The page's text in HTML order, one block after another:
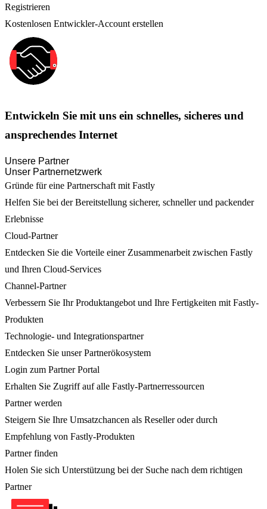
Registrieren
Kostenlosen Entwickler-Account erstellen
Entwickeln Sie mit uns ein schnelles, sicheres und
ansprechendes Internet
Unsere Partner
Unser Partnernetzwerk
Gründe für eine Partnerschaft mit Fastly
Helfen Sie bei der Bereitstellung sicherer, schneller und packender
Erlebnisse
Cloud-Partner
Entdecken Sie die Vorteile einer Zusammenarbeit zwischen Fastly
und Ihren Cloud-Services
Channel-Partner
Verbessern Sie Ihr Produktangebot und Ihre Fertigkeiten mit Fastly-
Produkten
Technologie- und Integrationspartner
Entdecken Sie unser Partnerökosystem
Login zum Partner Portal
Erhalten Sie Zugriff auf alle Fastly-Partnerressourcen
Partner werden
Steigern Sie Ihre Umsatzchancen als Reseller oder durch
Empfehlung von Fastly-Produkten
Partner finden
Holen Sie sich Unterstützung bei der Suche nach dem richtigen
Partner